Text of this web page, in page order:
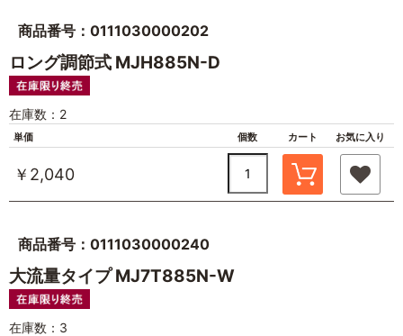
商品番号：0111030000202
ロング調節式 MJH885N-D
在庫数：2
単価 個数 カート お気に入り
￥2,040
商品番号：0111030000240
大流量タイプ MJ7T885N-W
在庫数：3